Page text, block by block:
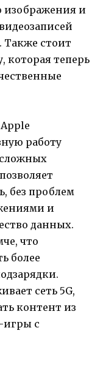
изображения и
стоит
которая теперь
работу
сложных
без проблем
и
данных.
что
более
сеть 5G,
контент из
игры с